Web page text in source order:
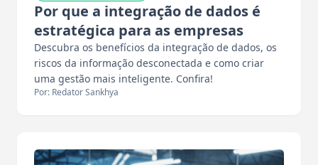
Por que a integração de dados é
estratégica para as empresas
Descubra os benefícios da integração de dados, os
riscos da informação desconectada e como criar
uma gestão mais inteligente. Confira!
Por: Redator Sankhya